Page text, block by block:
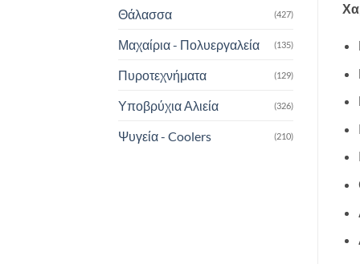
Θάλασσα (427)
Μαχαίρια - Πολυεργαλεία (135)
Πυροτεχνήματα (129)
Υποβρύχια Αλιεία (326)
Ψυγεία - Coolers (210)